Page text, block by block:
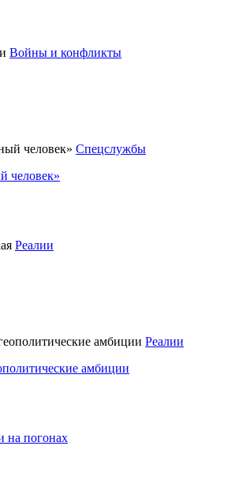
Войны и конфликты
Спецслужбы
человек»
Реалии
Реалии
амбиции
на погонах